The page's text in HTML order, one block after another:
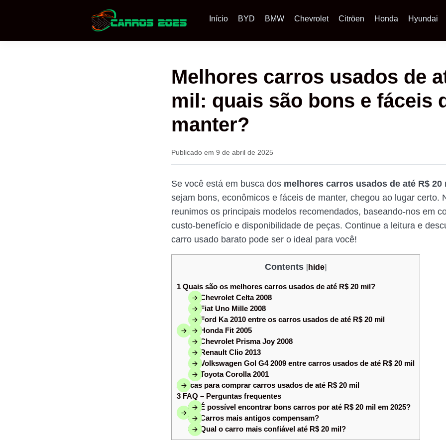
Início BYD BMW Chevrolet Citröen Honda Hyundai
Melhores carros usados de
mil: quais são bons e fáceis
manter?
Publicado em 9 de abril de 2025
Se você está em busca dos melhores carros usados de até R$ 20
sejam bons, econômicos e fáceis de manter, chegou ao lugar certo.
reunimos os principais modelos recomendados, baseando-nos em
custo-benefício e disponibilidade de peças. Continue a leitura e
carro usado barato pode ser o ideal para você!
Contents [hide]
1 Quais são os melhores carros usados de até R$ 20 mil?
1.1 Chevrolet Celta 2008
1.2 Fiat Uno Mille 2008
1.3 Ford Ka 2010 entre os carros usados de até R$ 20 mil
1.4 Honda Fit 2005
1.5 Chevrolet Prisma Joy 2008
1.6 Renault Clio 2013
1.7 Volkswagen Gol G4 2009 entre carros usados de até R$ 20 mil
1.8 Toyota Corolla 2001
2 Dicas para comprar carros usados de até R$ 20 mil
3 FAQ – Perguntas frequentes
3.1 É possível encontrar bons carros por até R$ 20 mil em 2025?
3.2 Carros mais antigos compensam?
3.3 Qual o carro mais confiável até R$ 20 mil?